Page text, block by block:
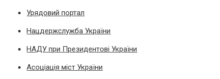
Урядовий портал
Нацдержслужба України
НАДУ при Президентові України
Асоціація міст України